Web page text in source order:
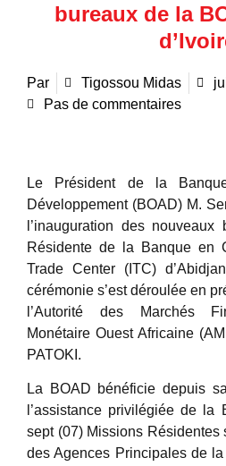
bureaux de la
Par Tigossou Midas
Pas de commentaires
Le Président de la
Développement (BOAD) M.
l’inauguration des
Résidente de la Banque en
Trade Center (ITC)
cérémonie s’est déroulée en
l’Autorité des Marchés
Monétaire Ouest Africaine
PATOKI.
La BOAD bénéficie depuis
l’assistance privilégiée de la
sept (07) Missions Résidentes
des Agences Principales de